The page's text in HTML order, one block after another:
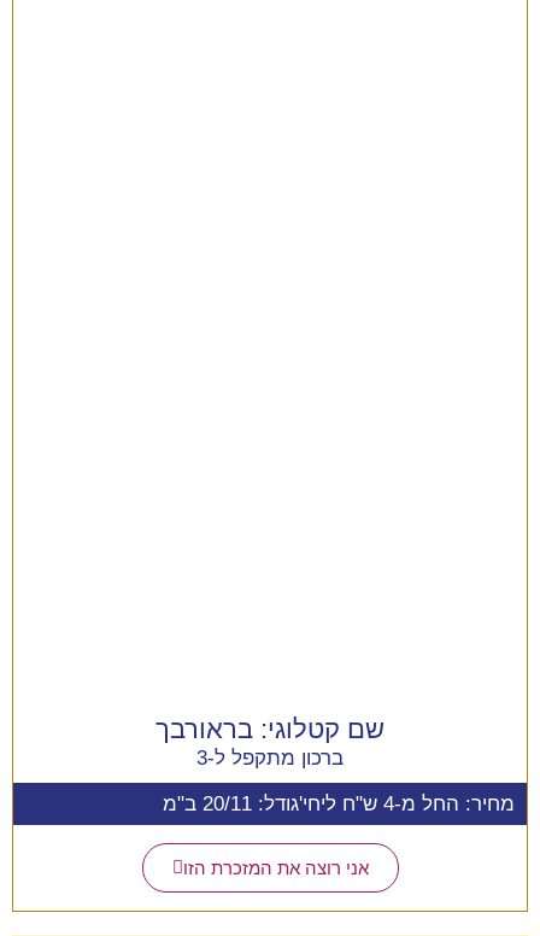
שם קטלוגי: בראורבך
ברכון מתקפל ל-3
מחיר: החל מ-4 ש"ח ליחי'
גודל: 20/11 ב"מ
אני רוצה את המזכרת הזו